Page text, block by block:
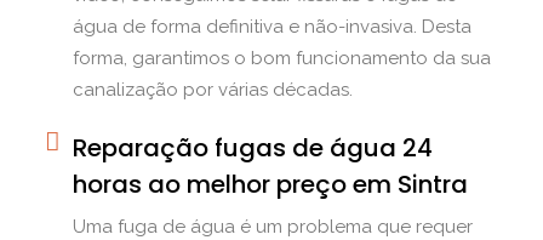
água de forma definitiva e não-invasiva. Desta
forma, garantimos o bom funcionamento da sua
canalização por várias décadas.
Reparação fugas de água 24
horas ao melhor preço em Sintra
Uma fuga de água é um problema que requer